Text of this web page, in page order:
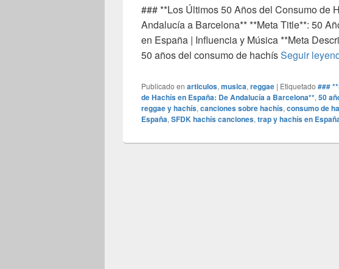
### **Los Últimos 50 Años del Consumo de
Andalucía a Barcelona** **Meta Title**: 50
en España | Influencia y Música **Meta
50 años del consumo de hachísSeguir
Publicado en articulos, musica, reggae | Etiquetado ###
de Hachís en España: De Andalucía a Barcelona**, 50
reggae y hachís, canciones sobre hachís, consumo de
España, SFDK hachís canciones, trap y hachís en